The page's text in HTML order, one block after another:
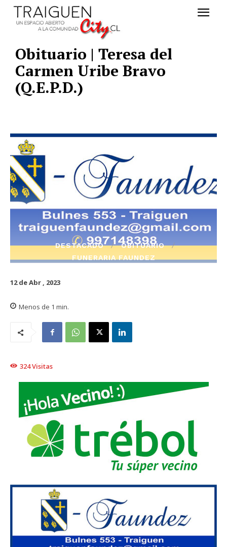
Obituario | Teresa del
Carmen Uribe Bravo
(Q.E.P.D.)
DESTACADO
OBITUARIO
FUNERARIA FAUNDEZ
12 de Abr , 2023
Menos de 1 min.
324Visitas